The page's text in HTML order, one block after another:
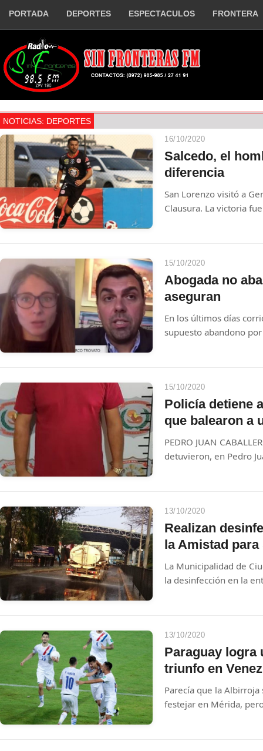
PORTADA DEPORTES ESPECTACULOS FRONTERA
NOTICIAS: DEPORTES
16/10/2020
Salcedo, el
diferencia
San Lorenzo visitó a
Clausura. La victoria
15/10/2020
Abogada no
aseguran
En los últimos días
supuesto abandono
15/10/2020
Policía detiene
que balearon a
PEDRO JUAN CABALLERO. Agentes de
detuvieron, en Pedro
13/10/2020
Realizan
la Amistad
La Municipalidad de
la desinfección en la
13/10/2020
Paraguay logra
triunfo en
Parecía que la Albirroja
festejar en Mérida,